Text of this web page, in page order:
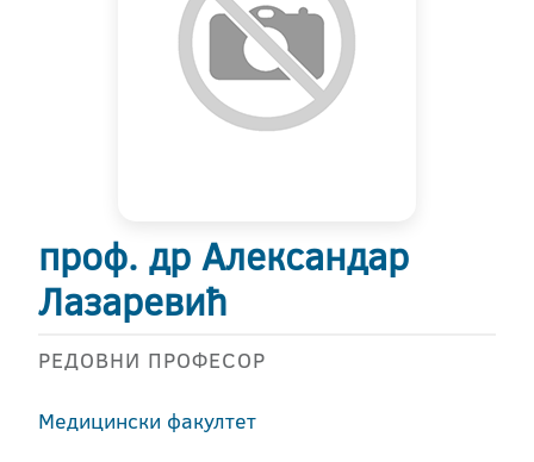
проф. др Александар
Лазаревић
РЕДОВНИ ПРОФЕСОР
Медицински факултет